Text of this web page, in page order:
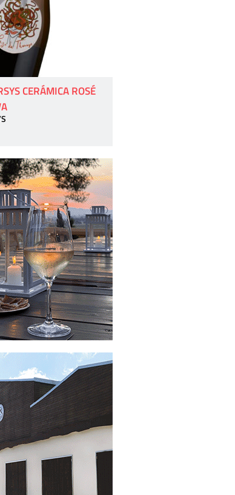
CERÁMICA ROSÉ